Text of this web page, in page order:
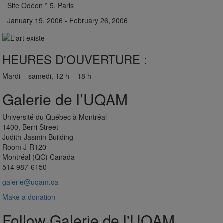
Site Odéon ° 5, Paris
January 19, 2006 - February 26, 2006
HEURES D'OUVERTURE :
Mardi – samedi, 12 h – 18 h
Galerie de l’UQAM
Université du Québec à Montréal
1400, Berri Street
Judith-Jasmin Building
Room J-R120
Montréal (QC) Canada
514 987-6150
galerie@uqam.ca
Make a donation